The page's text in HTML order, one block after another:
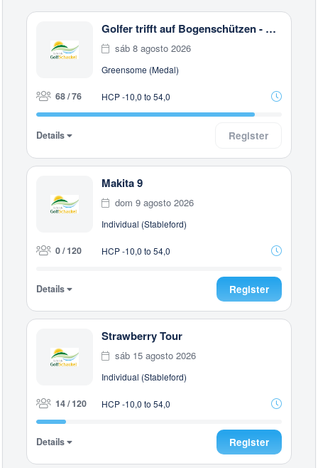
Golfer trifft auf Bogenschützen - Charity Turnier
sáb 8 agosto 2026
Greensome (Medal)
68 / 76 HCP -10,0 to 54,0
Details Register
Makita 9
dom 9 agosto 2026
Individual (Stableford)
0 / 120 HCP -10,0 to 54,0
Details Register
Strawberry Tour
sáb 15 agosto 2026
Individual (Stableford)
14 / 120 HCP -10,0 to 54,0
Details Register